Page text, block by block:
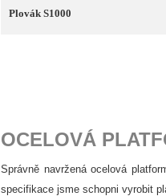
Plovák S1000
OCELOVÁ
Správně navržená ocelová
specifikace jsme schopni vyrobit